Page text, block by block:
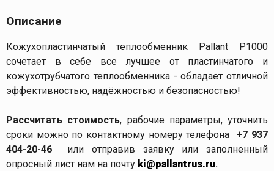
Описание
Кожухопластинчатый теплообменник Pallant P1000
сочетает в себе все лучшее от пластинчатого и
кожухотрубчатого теплообменника - обладает отличной
эффективностью, надёжностью и безопасностью!
Рассчитать стоимость, рабочие параметры, уточнить
сроки можно по контактному номеру телефона +7 937
404-20-46 или отправив заявку или заполненный
опросный лист нам на почту ki@pallantrus.ru.